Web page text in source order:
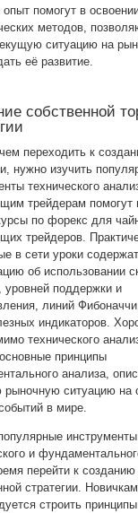
опыт помогут в
методов,
ситуацию на
её развитие.
собственной
переходить к
нужно изучить
технического
трейдерам помогут
по форекс для
трейдеров.
в сети уроки содержат
об использовании
уровней поддержки и
линий
индикаторов.
технического
принципы
анализа,
рыночную ситуацию на
в мире.
инструменты
и
перейти к созданию
стратегии. Новичкам
строить